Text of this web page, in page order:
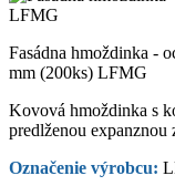
Fasádna hmoždinka -
mm (200ks) LFMG
Kovová hmoždinka s
predlženou expanznou
Označenie výrobcu: